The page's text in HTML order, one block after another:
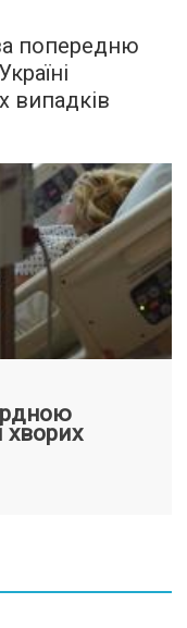
попередню
випадків
хворих